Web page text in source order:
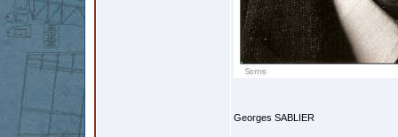
Georges SABLIER